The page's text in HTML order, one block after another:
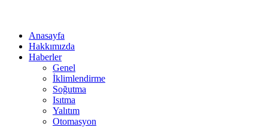
Anasayfa
Hakkımızda
Haberler
Genel
İklimlendirme
Soğutma
Isıtma
Yalıtım
Otomasyon